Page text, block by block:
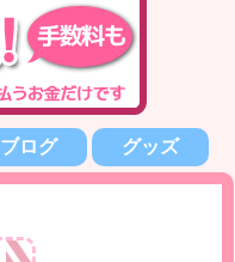
ブログ グッズ